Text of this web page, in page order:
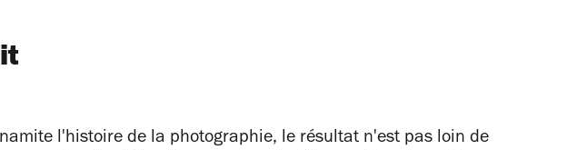
l'histoire de la photographie, le résultat n'est pas loin de